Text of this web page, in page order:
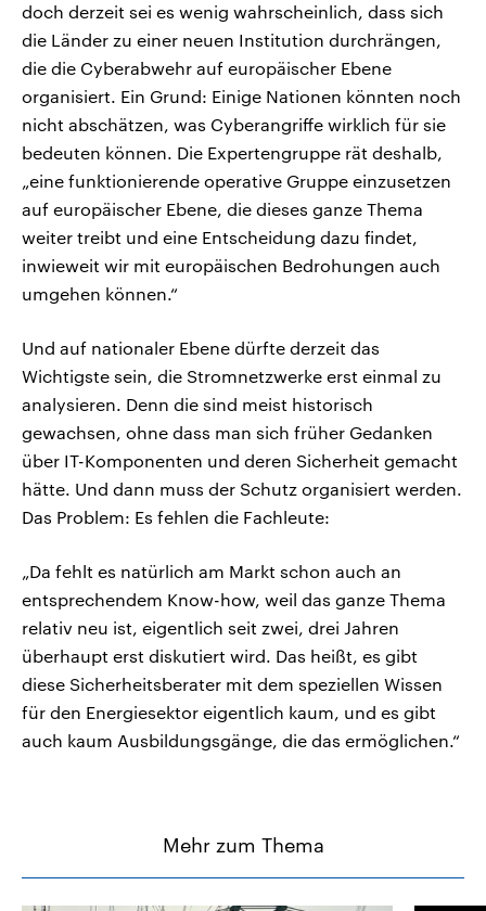
doch derzeit sei es wenig wahrscheinlich, dass sich
die Länder zu einer neuen Institution durchrängen,
die die Cyberabwehr auf europäischer Ebene
organisiert. Ein Grund: Einige Nationen könnten noch
nicht abschätzen, was Cyberangriffe wirklich für sie
bedeuten können. Die Expertengruppe rät deshalb,
„eine funktionierende operative Gruppe einzusetzen
auf europäischer Ebene, die dieses ganze Thema
weiter treibt und eine Entscheidung dazu findet,
inwieweit wir mit europäischen Bedrohungen auch
umgehen können.“
Und auf nationaler Ebene dürfte derzeit das
Wichtigste sein, die Stromnetzwerke erst einmal zu
analysieren. Denn die sind meist historisch
gewachsen, ohne dass man sich früher Gedanken
über IT-Komponenten und deren Sicherheit gemacht
hätte. Und dann muss der Schutz organisiert werden.
Das Problem: Es fehlen die Fachleute:
„Da fehlt es natürlich am Markt schon auch an
entsprechendem Know-how, weil das ganze Thema
relativ neu ist, eigentlich seit zwei, drei Jahren
überhaupt erst diskutiert wird. Das heißt, es gibt
diese Sicherheitsberater mit dem speziellen Wissen
für den Energiesektor eigentlich kaum, und es gibt
auch kaum Ausbildungsgänge, die das ermöglichen.“
Mehr zum Thema